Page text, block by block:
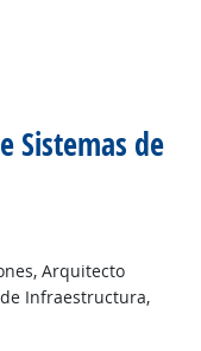
Sistemas de
Arquitecto
Infraestructura,